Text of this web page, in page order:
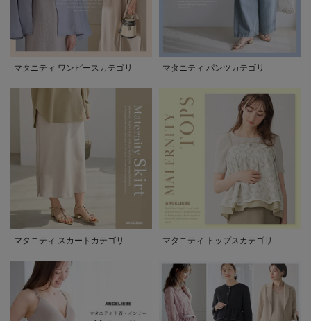
マタニティ ワンピースカテゴリ マタニティ パンツカテゴリ
マタニティ スカートカテゴリ マタニティ トップスカテゴリ